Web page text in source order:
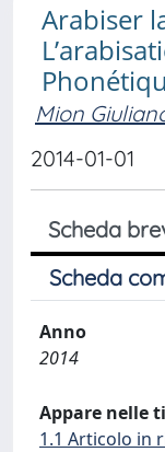
Arabiser
Mion
2014-01-01
Scheda
Scheda
Anno
2014
Appare nelle
1.1 Articolo in